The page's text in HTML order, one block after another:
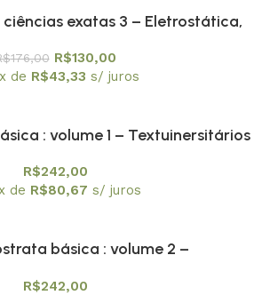
exatas 3 – Eletrostática,
176,00 R$130,00
de R$43,33 s/ juros
: volume 1 – Textuinersitários
R$242,00
de R$80,67 s/ juros
básica : volume 2 –
R$242,00